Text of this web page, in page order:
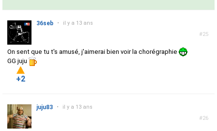
#25
36seb • il y a 13 ans
On sent que tu t's amusé, j'aimerai bien voir la chorégraphie
GG juju
+2
#26
juju83 • il y a 13 ans